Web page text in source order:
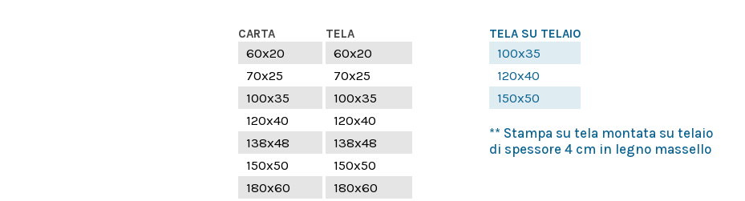
CARTA TELA
60x20
60x20
70x25
70x25
100x35
100x35
120x40
120x40
138x48
138x48
150x50
150x50
180x60
180x60
TELA SU TELAIO
100x35
120x40
150x50
** Stampa su tela montata su telaio
di spessore 4 cm in legno massello